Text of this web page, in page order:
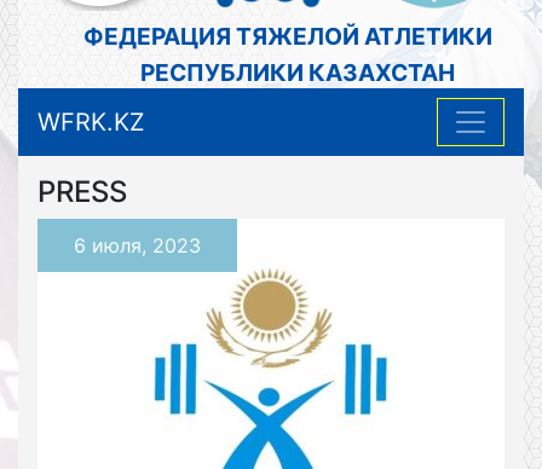
ФЕДЕРАЦИЯ ТЯЖЕЛОЙ АТЛЕТИКИ
РЕСПУБЛИКИ КАЗАХСТАН
WFRK.KZ
PRESS
6 июля, 2023